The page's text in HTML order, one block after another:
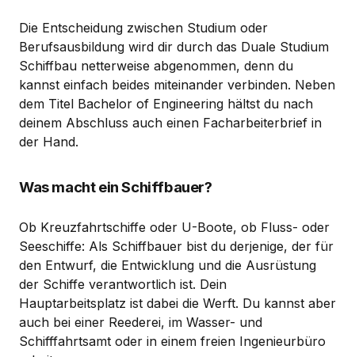
Die Entscheidung zwischen Studium oder
Berufsausbildung wird dir durch das Duale Studium
Schiffbau netterweise abgenommen, denn du
kannst einfach beides miteinander verbinden. Neben
dem Titel Bachelor of Engineering hältst du nach
deinem Abschluss auch einen Facharbeiterbrief in
der Hand.
Was macht ein Schiffbauer?
Ob Kreuzfahrtschiffe oder U-Boote, ob Fluss- oder
Seeschiffe: Als Schiffbauer bist du derjenige, der für
den Entwurf, die Entwicklung und die Ausrüstung
der Schiffe verantwortlich ist. Dein
Hauptarbeitsplatz ist dabei die Werft. Du kannst aber
auch bei einer Reederei, im Wasser- und
Schifffahrtsamt oder in einem freien Ingenieurbüro